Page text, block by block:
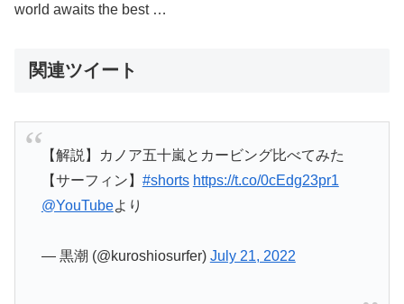
world awaits the best …
関連ツイート
【解説】カノア五十嵐とカービング比べてみた
【サーフィン】 #shorts https://t.co/0cEdg23pr1
@YouTubeより
— 黒潮 (@kuroshiosurfer) July 21, 2022